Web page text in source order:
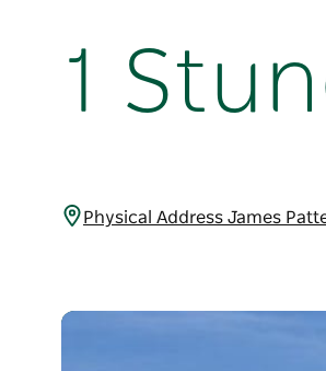
1
Physical Address James